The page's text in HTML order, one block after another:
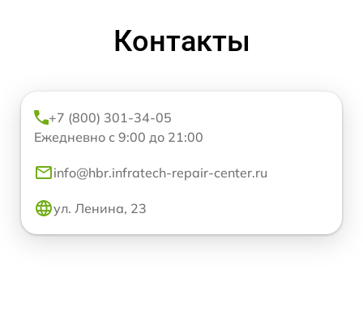
Контакты
+7 (800) 301-34-05
Ежедневно с 9:00 до 21:00
info@hbr.infratech-repair-center.ru
ул. Ленина, 23